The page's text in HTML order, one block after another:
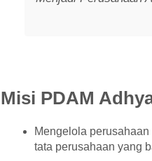
Misi PDAM
Mengelola
tata perusahaan yang